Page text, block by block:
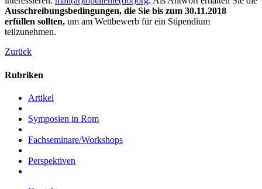
Ausschreibungsbedingungen, die Sie bis zum 30.11.2018
erfüllen sollten, um am Wettbewerb für ein Stipendium
teilzunehmen.
Zurück
Rubriken
Artikel
Symposien in Rom
Fachseminare/Workshops
Perspektiven